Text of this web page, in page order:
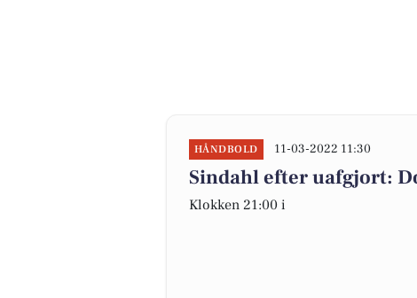
HÅNDBOLD 11-03-2022 11:30
Sindahl efter uafgjort:
Klokken 21:00 i